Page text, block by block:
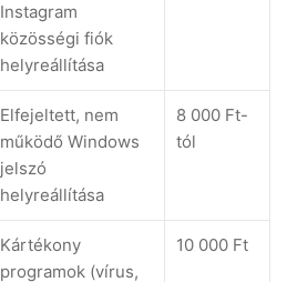
Instagram
közösségi fiók
helyreállítása
Elfejeltett, nem
működő Windows
jelszó
helyreállítása
8 000 Ft-
tól
Kártékony
programok (vírus,
10 000 Ft